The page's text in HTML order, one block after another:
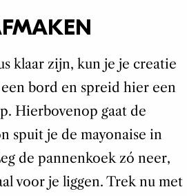
klaar zijn, kun je je creatie
bord en spreid hier een
Hierbovenop gaat de
spuit je de mayonaise in
de pannenkoek zó neer,
voor je liggen. Trek nu met